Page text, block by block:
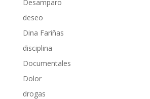
Desamparo
deseo
Dina Fariñas
disciplina
Documentales
Dolor
drogas